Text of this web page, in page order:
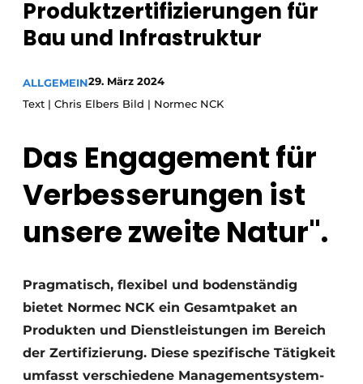
Datenschutz / Cookie-Erklärung
Videos
Produktzertifizierungen für
Bau und Infrastruktur
ALLGEMEIN29. März 2024
Text | Chris Elbers Bild | Normec NCK
Das Engagement für
Verbesserungen ist
unsere zweite Natur".
Pragmatisch, flexibel und bodenständig
bietet Normec NCK ein Gesamtpaket an
Produkten und Dienstleistungen im Bereich
der Zertifizierung. Diese spezifische Tätigkeit
umfasst verschiedene Managementsystem-